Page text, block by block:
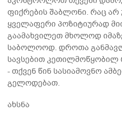
ფიქრების შაბლონი. რაც არ
ყველაფერი პოზიტიურად
გაამახვილეთ მხოლოდ
საბოლოოდ. დროთა
სავსებით
- თქვენ წინ სასიამოვნო
გელოდებათ.
ახსნა